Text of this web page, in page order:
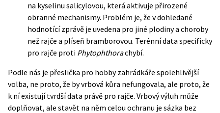
na kyselinu salicylovou, která aktivuje přirozené
obranné mechanismy. Problém je, že v dohledané
hodnotící zprávě je uvedena pro jiné plodiny a choroby
než rajče a plíseň bramborovou. Terénní data specificky
pro rajče proti Phytophthorachybí.
Podle nás je přeslička pro hobby zahrádkáře spolehlivější
volba, ne proto, že by vrbová kůra nefungovala, ale proto, že
k ní existují tvrdší data právě pro rajče. Vrbový výluh může
doplňovat, ale stavět na něm celou ochranu je sázka bez